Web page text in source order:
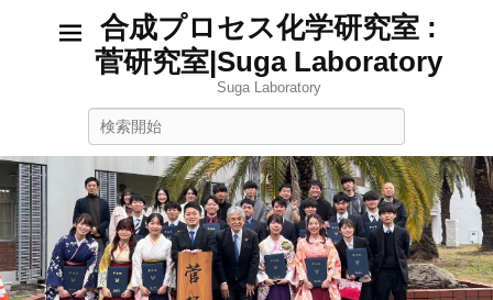
合成プロセス化学研究室 :
菅研究室|Suga Laboratory
Suga Laboratory